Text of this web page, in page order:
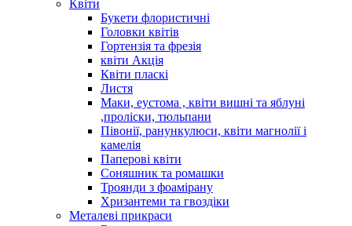
Квіти
Букети флористичні
Головки квітів
Гортензія та фрезія
квіти Акція
Квіти пласкі
Листя
Маки, еустома , квіти вишні та яблуні
,проліски, тюльпани
Півонії, ранункулюси, квіти магнолії і
камелія
Паперові квіти
Соняшник та ромашки
Троянди з фоамірану
Хризантеми та гвоздіки
Металеві прикраси